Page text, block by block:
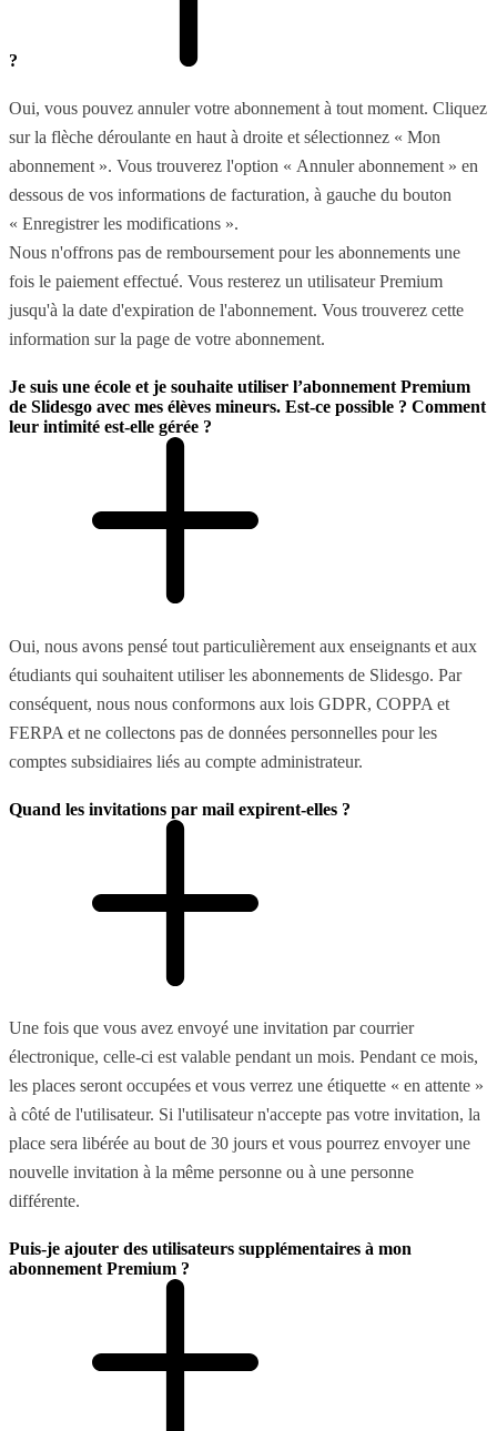
?
Oui, vous pouvez annuler votre abonnement à tout moment. Cliquez
sur la flèche déroulante en haut à droite et sélectionnez « Mon
abonnement ». Vous trouverez l'option « Annuler abonnement » en
dessous de vos informations de facturation, à gauche du bouton
« Enregistrer les modifications ».
Nous n'offrons pas de remboursement pour les abonnements une
fois le paiement effectué. Vous resterez un utilisateur Premium
jusqu'à la date d'expiration de l'abonnement. Vous trouverez cette
information sur la page de votre abonnement.
Je suis une école et je souhaite utiliser l’abonnement Premium
de Slidesgo avec mes élèves mineurs. Est-ce possible ? Comment
leur intimité est-elle gérée ?
Oui, nous avons pensé tout particulièrement aux enseignants et aux
étudiants qui souhaitent utiliser les abonnements de Slidesgo. Par
conséquent, nous nous conformons aux lois GDPR, COPPA et
FERPA et ne collectons pas de données personnelles pour les
comptes subsidiaires liés au compte administrateur.
Quand les invitations par mail expirent-elles ?
Une fois que vous avez envoyé une invitation par courrier
électronique, celle-ci est valable pendant un mois. Pendant ce mois,
les places seront occupées et vous verrez une étiquette « en attente »
à côté de l'utilisateur. Si l'utilisateur n'accepte pas votre invitation, la
place sera libérée au bout de 30 jours et vous pourrez envoyer une
nouvelle invitation à la même personne ou à une personne
différente.
Puis-je ajouter des utilisateurs supplémentaires à mon
abonnement Premium ?